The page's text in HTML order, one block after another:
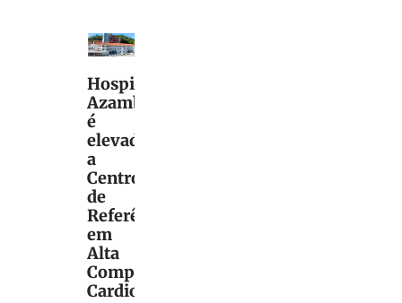
Hospital
Azambuja
é
elevado
a
Centro
de
Referência
em
Alta
Complexidade
Cardiovascular